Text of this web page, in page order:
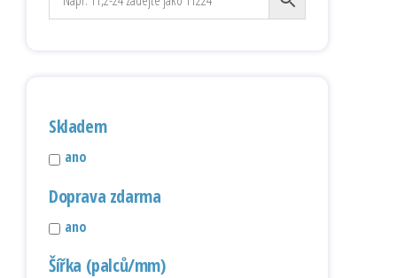
Skladem
ano
Doprava zdarma
ano
Šířka (palců/mm)